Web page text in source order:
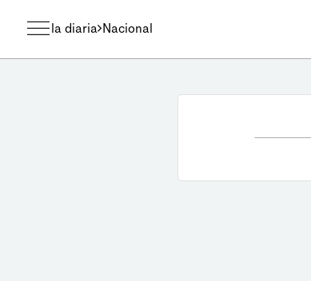
la diaria Nacional